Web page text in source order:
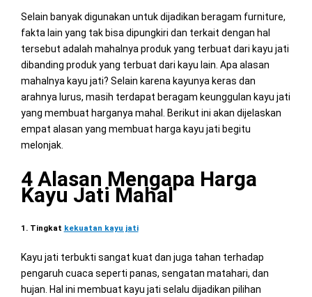
Selain banyak digunakan untuk dijadikan beragam furniture,
fakta lain yang tak bisa dipungkiri dan terkait dengan hal
tersebut adalah mahalnya produk yang terbuat dari kayu jati
dibanding produk yang terbuat dari kayu lain. Apa alasan
mahalnya kayu jati? Selain karena kayunya keras dan
arahnya lurus, masih terdapat beragam keunggulan kayu jati
yang membuat harganya mahal. Berikut ini akan dijelaskan
empat alasan yang membuat harga kayu jati begitu
melonjak.
4 Alasan Mengapa Harga
Kayu Jati Mahal
1. Tingkat kekuatan kayu jati
Kayu jati terbukti sangat kuat dan juga tahan terhadap
pengaruh cuaca seperti panas, sengatan matahari, dan
hujan. Hal ini membuat kayu jati selalu dijadikan pilihan